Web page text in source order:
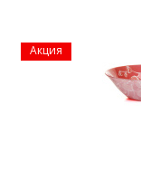
Акция